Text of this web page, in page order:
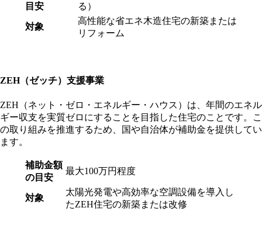
目安
る）
対象
高性能な省エネ木造住宅の新築または
リフォーム
ZEH（ゼッチ）支援事業
ZEH（ネット・ゼロ・エネルギー・ハウス）は、年間のエネル
ギー収支を実質ゼロにすることを目指した住宅のことです。こ
の取り組みを推進するため、国や自治体が補助金を提供してい
ます。
補助金額
の目安
最大100万円程度
対象
太陽光発電や高効率な空調設備を導入し
たZEH住宅の新築または改修